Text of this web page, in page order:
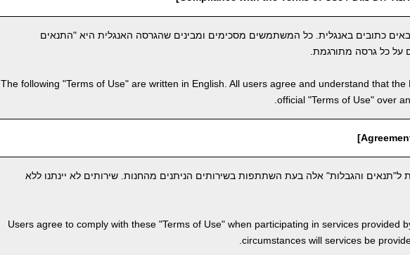
כתובים באנגלית. כל המשתמשים מסכימים ומבינים שהגרסה האנגלית היא "התנאים
על כל גרסה מתורגמת.
The following "Terms of Use" are written in English. All users agree and understand that the
official "Terms of Use" over
והגבלות" אלה בעת השתתפות בשירותים הניתנים מהחנות. שירותים לא יינתנו ללא
Users agree to comply with these "Terms of Use" when participating in services provided
circumstances will services be